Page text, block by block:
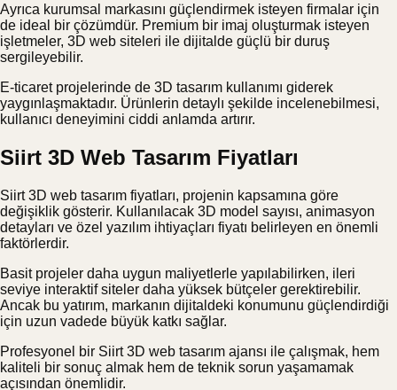
Ayrıca kurumsal markasını güçlendirmek isteyen firmalar için
de ideal bir çözümdür. Premium bir imaj oluşturmak isteyen
işletmeler, 3D web siteleri ile dijitalde güçlü bir duruş
sergileyebilir.
E-ticaret projelerinde de 3D tasarım kullanımı giderek
yaygınlaşmaktadır. Ürünlerin detaylı şekilde incelenebilmesi,
kullanıcı deneyimini ciddi anlamda artırır.
Siirt 3D Web Tasarım Fiyatları
Siirt 3D web tasarım fiyatları, projenin kapsamına göre
değişiklik gösterir. Kullanılacak 3D model sayısı, animasyon
detayları ve özel yazılım ihtiyaçları fiyatı belirleyen en önemli
faktörlerdir.
Basit projeler daha uygun maliyetlerle yapılabilirken, ileri
seviye interaktif siteler daha yüksek bütçeler gerektirebilir.
Ancak bu yatırım, markanın dijitaldeki konumunu güçlendirdiği
için uzun vadede büyük katkı sağlar.
Profesyonel bir Siirt 3D web tasarım ajansı ile çalışmak, hem
kaliteli bir sonuç almak hem de teknik sorun yaşamamak
açısından önemlidir.